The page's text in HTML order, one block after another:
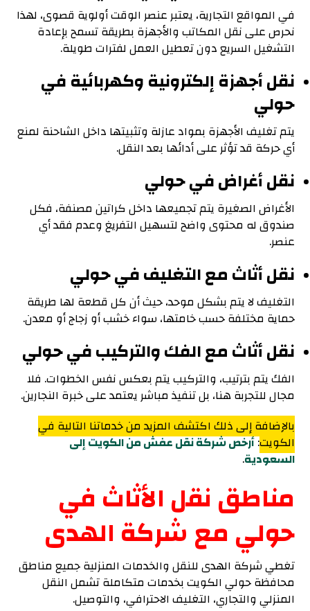
في المواقع التجارية، يعتبر عنصر الوقت أولوية قصوى، لهذا
نحرص على نقل المكاتب والأجهزة بطريقة تسمح بإعادة
التشغيل السريع دون تعطيل العمل لفترات طويلة.
نقل أجهزة إلكترونية وكهربائية في
حولي
يتم تغليف الأجهزة بمواد عازلة وتثبيتها داخل الشاحنة لمنع
أي حركة قد تؤثر على أدائها بعد النقل.
نقل أغراض في حولي
الأغراض الصغيرة يتم تجميعها داخل كراتين مصنفة، فكل
صندوق له محتوى واضح لتسهيل التفريغ وعدم فقد أي
عنصر.
نقل أثاث مع التغليف في حولي
التغليف لا يتم بشكل موحد، حيث أن كل قطعة لها طريقة
حماية مختلفة حسب خامتها، سواء خشب أو زجاج أو معدن.
نقل أثاث مع الفك والتركيب في حولي
الفك يتم بترتيب، والتركيب يتم بعكس نفس الخطوات. فلا
مجال للتجربة هنا، بل تنفيذ مباشر يعتمد على خبرة النجارين.
بالإضافة إلى ذلك اكتشف المزيد من خدماتنا التالية في
الكويت:أرخص شركة نقل عفش من الكويت إلى
السعودية.
مناطق نقل الأثاث في
حولي مع شركة الهدى
تغطي شركة الهدى للنقل والخدمات المنزلية جميع مناطق
محافظة حولي الكويت بخدمات متكاملة تشمل النقل
المنزلي والتجاري، التغليف الاحترافي، والتوصيل.